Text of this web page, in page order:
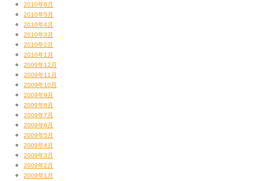
2010年6月
2010年5月
2010年4月
2010年3月
2010年2月
2010年1月
2009年12月
2009年11月
2009年10月
2009年9月
2009年8月
2009年7月
2009年6月
2009年5月
2009年4月
2009年3月
2009年2月
2009年1月